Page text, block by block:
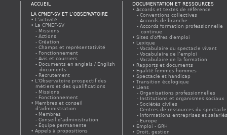
ACCUEIL
LA CPNEF-SV ET L’OBSERVATOIRE
L’activité
La CPNEF-SV
Missions
Actions
Création
Champs et représentativité
Fonctionnement
Avis et courriers
Documents en anglais / English
documents
Recrutement
L’Observatoire prospectif des
métiers et des qualifications
Missions
Fonctionnement
Membres et conseil
d’administration
Membres
Conseil d’administration
Équipe permanente
Appels à propositions
DOCUMENTATION ET RESSOURCES
Accords et textes de référence
Conventions collectives
Accords de branche
Accords formation professionnelle
continue
Sites d'offres d'emploi
Lexique
Vocabulaire du spectacle vivant
Vocabulaire de l’emploi
Vocabulaire de la formation
Rapports et documents
Egalité femmes hommes
Spectacle et handicap
Transition écologique
Liens
Organisations professionnelles
Institutions et organismes sociaux
Sociétés civiles
Centres de ressources du spectacle
Informations entreprises et
Europe
Emploi - GRH
Droit, gestion